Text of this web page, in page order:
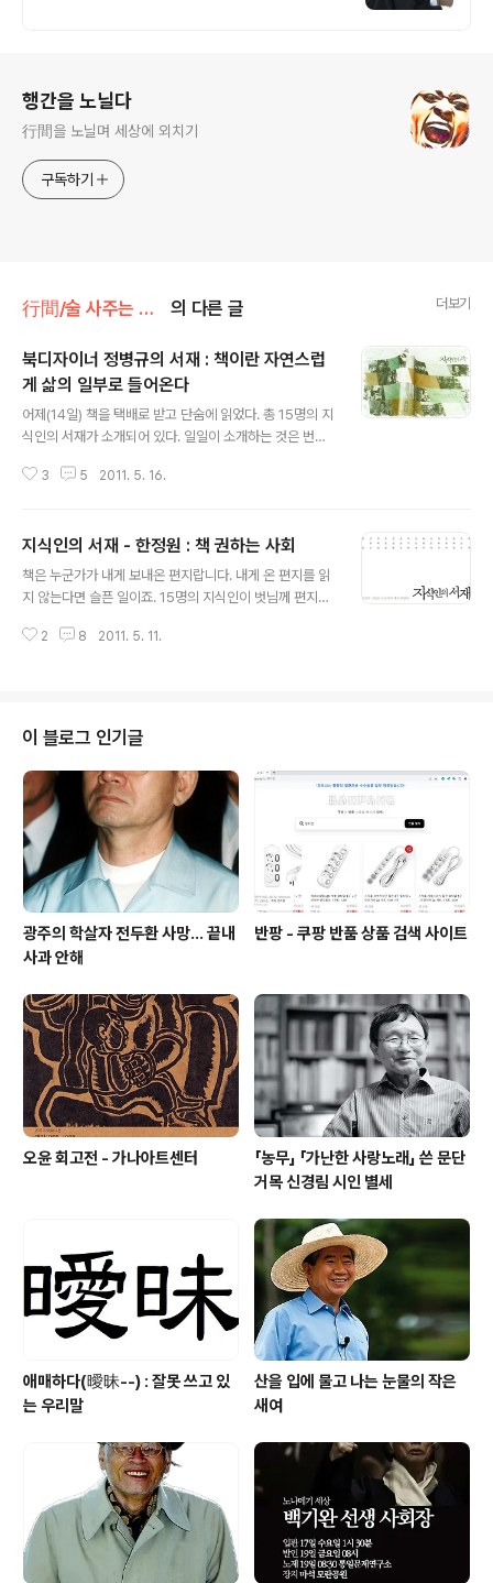
행간을 노닐다
行間을 노닐며 세상에 외치기
구독하기
行間/술 사주는 읽고쓰기 의 다른 글 더보기
북디자이너 정병규의 서재 : 책이란 자연스럽
게 삶의 일부로 들어온다
어제(14일) 책을 택배로 받고 단숨에 읽었다. 총 15명의 지
식인의 서재가 소개되어 있다. 일일이 소개하는 것은 번거
도 북 디자이너 정병규님의 소개 동영상을 보고 감명을 받
주고 있다. 이 책을 읽고 그간 책은 순환되어야지 하는 생각
이었다. 하지만 한동안 쌓아두고 있어야겠다. 그리고 서재
라고 할 수 없는 방이지만 그곳에 이름을 붙어야겠다. 내가
다가올 것이다. 이름은 좀 고민을 해보자. 우리나라에서는
3 5 2011. 5. 16.
지식인의 서재 - 한정원 : 책 권하는 사회
책은 누군가가 내게 보내온 편지랍니다. 내게 온 편지를 읽
지 않는다면 슬픈 일이죠. 15명의 지식인이 벗님께 편지를
귀다. 꼭 여기에 소개되는 15명의 지식인(?)의 서재만 중요
은 것이라 장담한다. 홍보용으로 만든 동영상을 보고 있으
면 이 책의 존재감을 느끼게 한다. 다른 측면에서는 동영상
만으로도 충분한 감명을 받을 수 있기 때문이다. 너무 잘 만
든 동영상이 책의 판매에 도움이 될지 아니면 해가 되겠느
냐는 허튼 생각을 해본다. 그중에서도 북 디자이너 정병규
님의 말씀은 묵직하게 ..
2 8 2011. 5. 11.
이 블로그 인기글
광주의 학살자 전두환 사망... 끝내
사과 안해
반팡 - 쿠팡 반품 상품 검색 사이트
오윤 회고전 - 가나아트센터
「농무」 「가난한 사랑노래」 쓴 문단
거목 신경림 시인 별세
애매하다(曖昧--) : 잘못 쓰고 있
는 우리말
산을 입에 물고 나는 눈물의 작은
새여